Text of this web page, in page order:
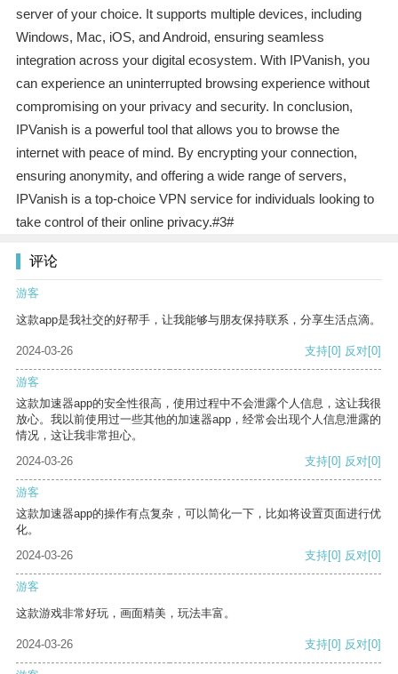
server of your choice. It supports multiple devices, including
Windows, Mac, iOS, and Android, ensuring seamless
integration across your digital ecosystem. With IPVanish, you
can experience an uninterrupted browsing experience without
compromising on your privacy and security. In conclusion,
IPVanish is a powerful tool that allows you to browse the
internet with peace of mind. By encrypting your connection,
ensuring anonymity, and offering a wide range of servers,
IPVanish is a top-choice VPN service for individuals looking to
take control of their online privacy.#3#
评论
游客
这款app是我社交的好帮手，让我能够与朋友保持联系，分享生活点滴。
2024-03-26 支持[0] 反对[0]
游客
这款加速器app的安全性很高，使用过程中不会泄露个人信息，这让我很
放心。我以前使用过一些其他的加速器app，经常会出现个人信息泄露的
情况，这让我非常担心。
2024-03-26
支持[0] 反对[0]
游客
这款加速器app的操作有点复杂，可以简化一下，比如将设置页面进行优
化。
2024-03-26
支持[0] 反对[0]
游客
这款游戏非常好玩，画面精美，玩法丰富。
2024-03-26 支持[0] 反对[0]